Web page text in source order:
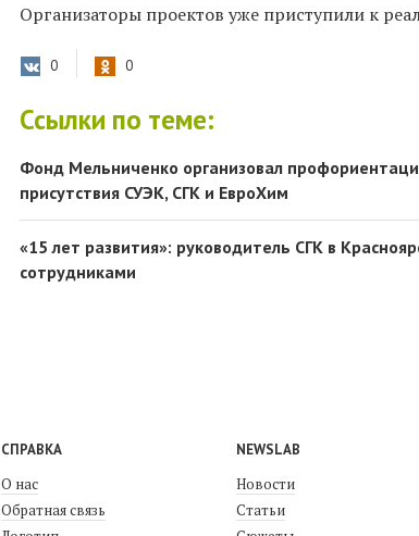
Организаторы проектов уже приступили к
0 0
Ссылки по теме:
Фонд Мельниченко организовал
присутствия СУЭК, СГК и ЕвроХим
«15 лет развития»: руководитель СГК в
сотрудниками
СПРАВКА
О нас
Обратная связь
NEWSLAB
Новости
Статьи